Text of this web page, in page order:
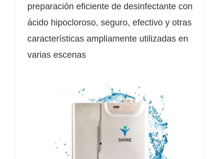
preparación eficiente de desinfectante con
ácido hipocloroso, seguro, efectivo y otras
características ampliamente utilizadas en
varias escenas